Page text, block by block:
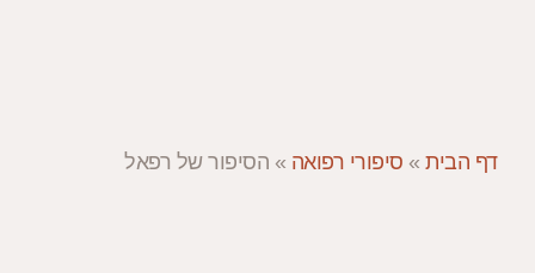
דף הבית» סיפורי רפואה » הסיפור של רפאל